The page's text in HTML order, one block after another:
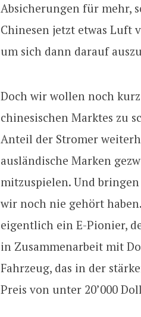
Absicherungen für mehr,
Chinesen jetzt etwas Luft
um sich dann darauf
Doch wir wollen noch
chinesischen Marktes zu
Anteil der Stromer
ausländische Marken
mitzuspielen. Und
wir noch nie gehört
eigentlich ein E-Pionier,
in Zusammenarbeit mit
Fahrzeug, das in der
Preis von unter 20’000